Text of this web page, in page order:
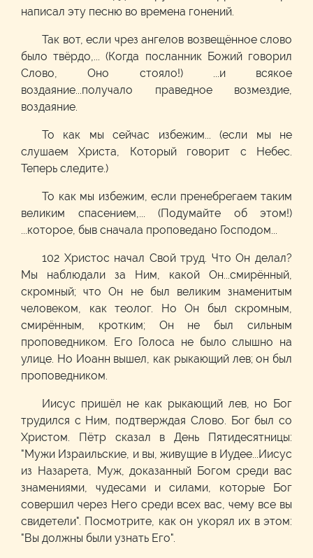
написал эту песню во времена гонений.
Так вот, если чрез ангелов возвещённое слово
было твёрдо,... (Когда посланник Божий говорил
Слово, Оно стояло!) ...и всякое
воздаяние...получало праведное возмездие,
воздаяние.
То как мы сейчас избежим... (если мы не
слушаем Христа, Который говорит с Небес.
Теперь следите.)
То как мы избежим, если пренебрегаем таким
великим спасением,... (Подумайте об этом!)
...которое, быв сначала проповедано Господом...
102 Христос начал Свой труд. Что Он делал?
Мы наблюдали за Ним, какой Он...смирённый,
скромный; что Он не был великим знаменитым
человеком, как теолог. Но Он был скромным,
смирённым, кротким; Он не был сильным
проповедником. Его Голоса не было слышно на
улице. Но Иоанн вышел, как рыкающий лев; он был
проповедником.
Иисус пришёл не как рыкающий лев, но Бог
трудился с Ним, подтверждая Слово. Бог был со
Христом. Пётр сказал в День Пятидесятницы:
"Мужи Израильские, и вы, живущие в Иудее...Иисус
из Назарета, Муж, доказанный Богом среди вас
знамениями, чудесами и силами, которые Бог
совершил через Него среди всех вас, чему все вы
свидетели". Посмотрите, как он укорял их в этом:
"Вы должны были узнать Его".